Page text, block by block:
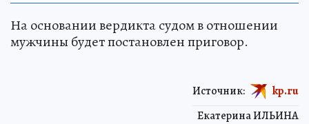
На основании вердикта судом в отношении
мужчины будет постановлен приговор.
Екатерина ИЛЬИНА
Источник: kp.ru